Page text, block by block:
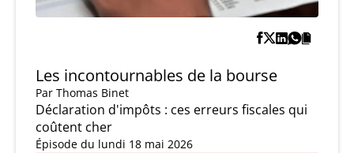
Les incontournables de la bourse
Par Thomas Binet
Déclaration d'impôts : ces erreurs fiscales qui
coûtent cher
Épisode du lundi 18 mai 2026